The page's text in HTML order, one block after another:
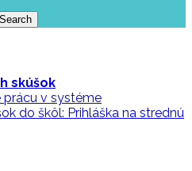
skúšok
prácu v systéme
do škôl: Prihláška na strednú